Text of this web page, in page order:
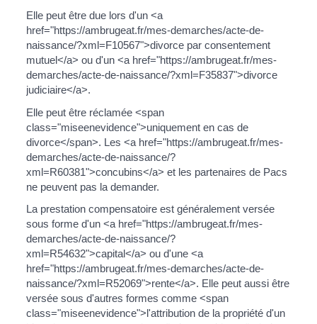
Elle peut être due lors d'un <a
href="https://ambrugeat.fr/mes-demarches/acte-de-
naissance/?xml=F10567">divorce par consentement
mutuel</a> ou d'un <a href="https://ambrugeat.fr/mes-
demarches/acte-de-naissance/?xml=F35837">divorce
judiciaire</a>.
Elle peut être réclamée <span
class="miseenevidence">uniquement en cas de
divorce</span>. Les <a href="https://ambrugeat.fr/mes-
demarches/acte-de-naissance/?
xml=R60381">concubins</a> et les partenaires de Pacs
ne peuvent pas la demander.
La prestation compensatoire est généralement versée
sous forme d'un <a href="https://ambrugeat.fr/mes-
demarches/acte-de-naissance/?
xml=R54632">capital</a> ou d'une <a
href="https://ambrugeat.fr/mes-demarches/acte-de-
naissance/?xml=R52069">rente</a>. Elle peut aussi être
versée sous d'autres formes comme <span
class="miseenevidence">l'attribution de la propriété d'un